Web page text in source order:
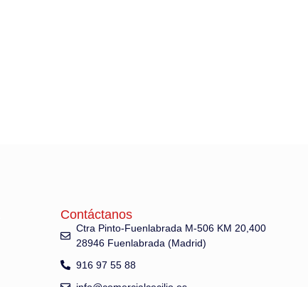
Contáctanos
Ctra Pinto-Fuenlabrada M-506 KM 20,400
28946 Fuenlabrada (Madrid)
916 97 55 88